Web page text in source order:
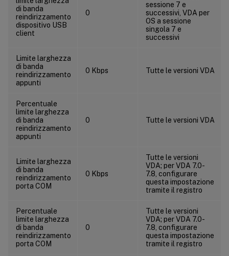
di banda
reindirizzamento
dispositivo USB
client
0
sessione 7 e
successivi, VDA per
OS a sessione
singola 7 e
successivi
Limite larghezza
di banda
reindirizzamento
appunti
0 Kbps Tutte le versioni VDA
Percentuale
limite larghezza
di banda
reindirizzamento
appunti
0 Tutte le versioni VDA
Limite larghezza
di banda
reindirizzamento
porta COM
0 Kbps
Tutte le versioni
VDA; per VDA 7.0-
7.8, configurare
questa impostazione
tramite il registro
Percentuale
limite larghezza
di banda
reindirizzamento
porta COM
0
Tutte le versioni
VDA; per VDA 7.0-
7.8, configurare
questa impostazione
tramite il registro